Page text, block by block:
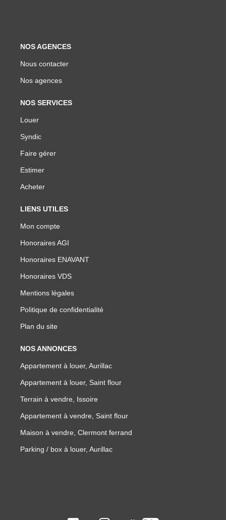
NOS AGENCES
Nous contacter
Nos agences
NOS SERVICES
Louer
Syndic
Faire gérer
Estimer
Acheter
LIENS UTILES
Mon compte
Honoraires AGI
Honoraires ENAVANT
Honoraires VDS
Mentions légales
Politique de confidentialité
Plan du site
NOS ANNONCES
Appartement à louer, Aurillac
Appartement à louer, Saint flour
Terrain à vendre, Issoire
Appartement à vendre, Saint flour
Maison à vendre, Clermont ferrand
Parking / box à louer, Aurillac